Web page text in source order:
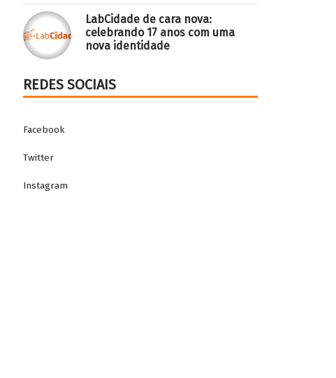
LabCidade de cara nova:
celebrando 17 anos com uma
nova identidade
REDES SOCIAIS
Facebook
Twitter
Instagram